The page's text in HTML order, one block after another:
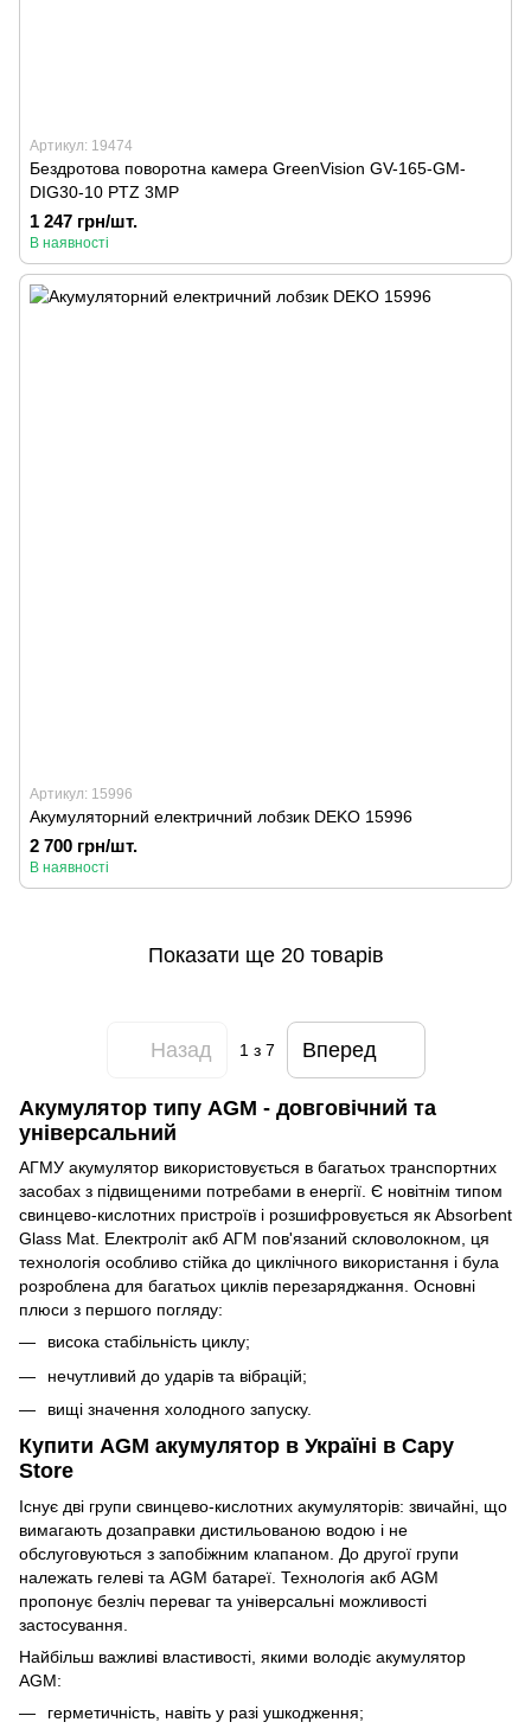
Артикул: 19474
Бездротова поворотна камера GreenVision GV-165-GM-
DIG30-10 PTZ 3MP
1 247 грн/шт.
В наявності
Артикул: 15996
Акумуляторний електричний лобзик DEKO 15996
2 700 грн/шт.
В наявності
Показати ще 20 товарів
Назад 1 з 7 Вперед
Акумулятор типу AGM - довговічний та
універсальний
АГМУ акумулятор використовується в багатьох транспортних
засобах з підвищеними потребами в енергії. Є новітнім типом
свинцево-кислотних пристроїв і розшифровується як Absorbent
Glass Mat. Електроліт акб АГМ пов'язаний скловолокном, ця
технологія особливо стійка до циклічного використання і була
розроблена для багатьох циклів перезаряджання. Основні
плюси з першого погляду:
висока стабільність циклу;
нечутливий до ударів та вібрацій;
вищі значення холодного запуску.
Купити AGM акумулятор в Україні в Capy
Store
Існує дві групи свинцево-кислотних акумуляторів: звичайні, що
вимагають дозаправки дистильованою водою і не
обслуговуються з запобіжним клапаном. До другої групи
належать гелеві та AGM батареї. Технологія акб AGM
пропонує безліч переваг та універсальні можливості
застосування.
Найбільш важливі властивості, якими володіє акумулятор
AGM:
герметичність, навіть у разі ушкодження;